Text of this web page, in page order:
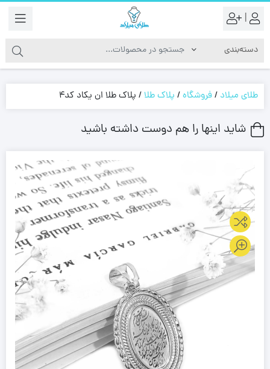
|
طلای میلاد /فروشگاه/ پلاک طلا/ پلاک طلا ان یکاد کد4
شاید اینها را هم دوست داشته باشید